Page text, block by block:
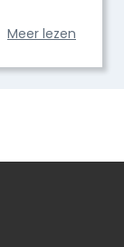
Meer lezen